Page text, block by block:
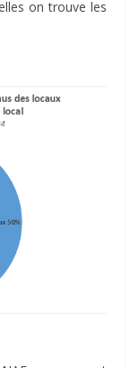
on trouve les